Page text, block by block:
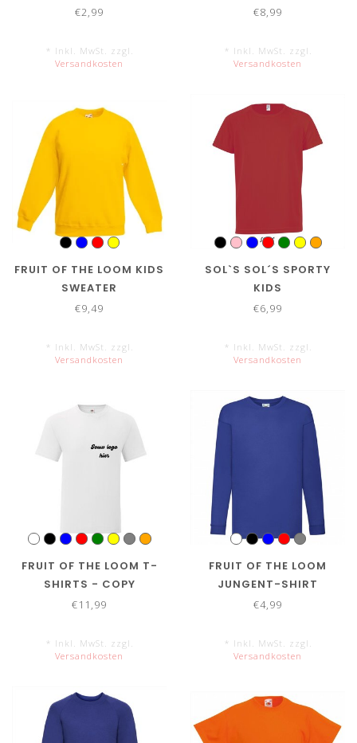
€2,99
* Inkl. MwSt. zzgl.
Versandkosten
€8,99
* Inkl. MwSt. zzgl.
Versandkosten
FRUIT OF THE LOOM KIDS
SWEATER
€9,49
* Inkl. MwSt. zzgl.
Versandkosten
SOL`S SOL´S SPORTY
KIDS
€6,99
* Inkl. MwSt. zzgl.
Versandkosten
FRUIT OF THE LOOM T-
SHIRTS - COPY
€11,99
* Inkl. MwSt. zzgl.
Versandkosten
FRUIT OF THE LOOM
JUNGENT-SHIRT
LONGSLEEVE
€4,99
* Inkl. MwSt. zzgl.
Versandkosten